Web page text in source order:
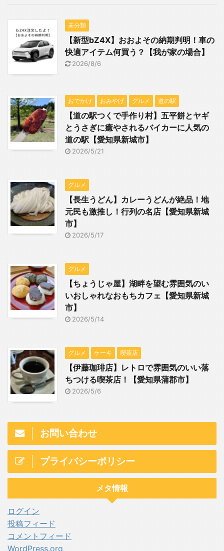
未分類
【新型bZ4X】おおよその納期判明！車の
快適アイテム何買う？【我が家の場合】
2026/8/6
おでかけ おみやげ グルメ 道の駅
【道の駅つくで手作り村】五平餅とヤギ
とうさぎに癒やされるバイカーに人気の
道の駅【愛知県新城市】
2026/5/21
グルメ
【長生うどん】カレーうどんが絶品！地
元民も激推し！行列の名店【愛知県新城
市】
2026/5/17
グルメ
【ちょうじゃ屋】湖畔を望む雰囲気のい
いおしゃれなおもちカフェ【愛知県新城
市】
2026/5/14
グルメ ケーキ 喫茶店
【伊藤珈琲店】レトロで雰囲気のいい落
ちつける喫茶店！【愛知県蒲郡市】
2026/5/6
お問い合わせ
プライバシーポリシー
メタ情報
ログイン
投稿フィード
コメントフィード
WordPress.org